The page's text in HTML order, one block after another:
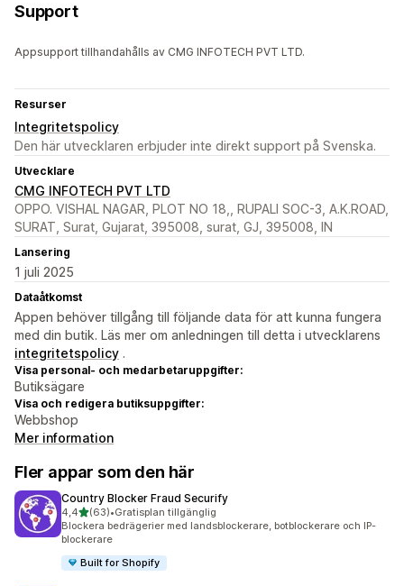
Support
Appsupport tillhandahålls av CMG INFOTECH PVT LTD.
Resurser
Integritetspolicy
Den här utvecklaren erbjuder inte direkt support på Svenska.
Utvecklare
CMG INFOTECH PVT LTD
OPPO. VISHAL NAGAR, PLOT NO 18,, RUPALI SOC-3, A.K.ROAD,
SURAT, Surat, Gujarat, 395008, surat, GJ, 395008, IN
Lansering
1 juli 2025
Dataåtkomst
Appen behöver tillgång till följande data för att kunna fungera
med din butik. Läs mer om anledningen till detta i utvecklarens
integritetspolicy .
Visa personal- och medarbetaruppgifter:
Butiksägare
Visa och redigera butiksuppgifter:
Webbshop
Mer information
Fler appar som den här
Country Blocker Fraud Securify
4,4av 5 stjärnor
(63)
63 recensioner totalt
•Gratisplan tillgänglig
Blockera bedrägerier med landsblockerare, botblockerare och IP-
blockerare
Built for Shopify